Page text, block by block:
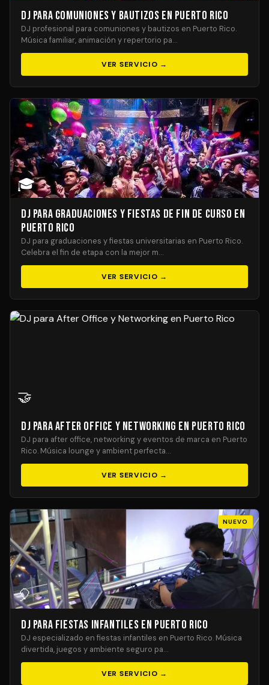
DJ para Comuniones y Bautizos en Puerto Rico
DJ profesional para comuniones y bautizos en Puerto Rico.
Música familiar, animación y repertorio pa…
VER SERVICIO →
🎓
DJ para Graduaciones y Fiestas de Fin de Curso en
Puerto Rico
DJ para graduaciones y fiestas universitarias en Puerto Rico.
Celebra el fin de etapa con la mejor m…
VER SERVICIO →
🤝
DJ para After Office y Networking en Puerto Rico
DJ para after office, networking y eventos de marca en Puerto
Rico. Música lounge y ambient perfecta…
VER SERVICIO →
NUEVO
🎈
DJ para Fiestas Infantiles en Puerto Rico
DJ especializado en fiestas infantiles en Puerto Rico. Música
divertida, juegos y ambiente seguro pa…
VER SERVICIO →